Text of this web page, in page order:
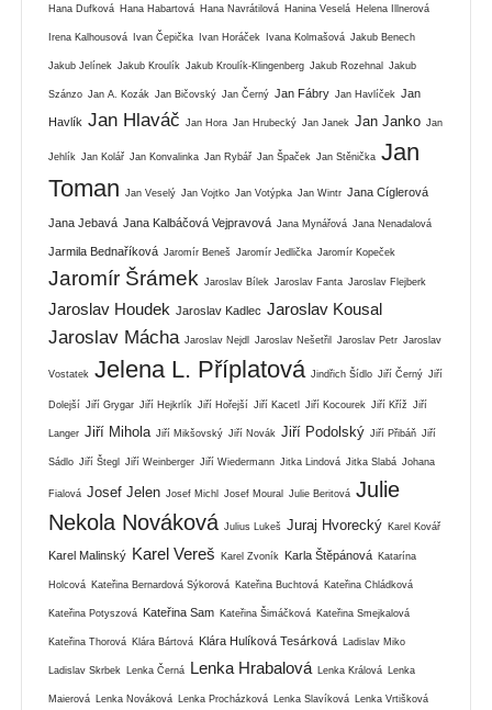
Hana Dufková Hana Habartová Hana Navrátilová Hanina Veselá Helena Illnerová
Irena Kalhousová Ivan Čepička Ivan Horáček Ivana Kolmašová Jakub Benech
Jakub Jelínek Jakub Kroulík Jakub Kroulík-Klingenberg Jakub Rozehnal Jakub
Szánzo Jan A. Kozák Jan Bičovský Jan Černý Jan Fábry Jan Havlíček Jan
Havlík Jan Hlaváč Jan Hora Jan Hrubecký Jan Janek Jan Janko Jan
Jehlík Jan Kolář Jan Konvalinka Jan Rybář Jan Špaček Jan Stěnička Jan
Toman
Jan Veselý Jan Vojtko Jan Votýpka Jan Wintr Jana Cíglerová
Jana Jebavá Jana Kalbáčová Vejpravová Jana Mynářová Jana Nenadalová
Jarmila Bednaříková Jaromír Beneš Jaromír Jedlička Jaromír Kopeček
Jaromír Šrámek Jaroslav Bílek Jaroslav Fanta Jaroslav Flejberk
Jaroslav Houdek Jaroslav Kadlec Jaroslav Kousal
Jaroslav Mácha Jaroslav Nejdl Jaroslav Nešetřil Jaroslav Petr Jaroslav
Vostatek Jelena L. Příplatová Jindřich Šídlo Jiří Černý Jiří
Dolejší Jiří Grygar Jiří Hejkrlík Jiří Hořejší Jiří Kacetl Jiří Kocourek Jiří Kříž Jiří
Langer Jiří Mihola Jiří Mikšovský Jiří Novák Jiří Podolský Jiří Přibáň Jiří
Sádlo Jiří Štegl Jiří Weinberger Jiří Wiedermann Jitka Lindová Jitka Slabá Johana
Fialová Josef Jelen Josef Michl Josef Moural Julie Beritová Julie
Nekola Nováková Julius Lukeš Juraj Hvorecký Karel Kovář
Karel Malinský Karel Vereš Karel Zvoník Karla Štěpánová Katarína
Holcová Kateřina Bernardová Sýkorová Kateřina Buchtová Kateřina Chládková
Kateřina Potyszová Kateřina Sam Kateřina Šimáčková Kateřina Smejkalová
Kateřina Thorová Klára Bártová Klára Hulíková Tesárková Ladislav Miko
Ladislav Skrbek Lenka Černá Lenka Hrabalová Lenka Králová Lenka
Maierová Lenka Nováková Lenka Procházková Lenka Slavíková Lenka Vrtišková